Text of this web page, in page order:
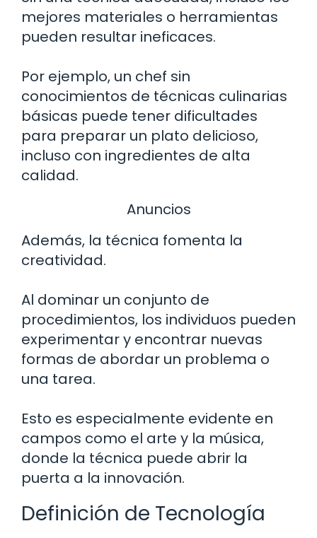
mejores materiales o herramientas
pueden resultar ineficaces.
Por ejemplo, un chef sin
conocimientos de técnicas culinarias
básicas puede tener dificultades
para preparar un plato delicioso,
incluso con ingredientes de alta
calidad.
Anuncios
Además, la técnica fomenta la
creatividad.
Al dominar un conjunto de
procedimientos, los individuos pueden
experimentar y encontrar nuevas
formas de abordar un problema o
una tarea.
Esto es especialmente evidente en
campos como el arte y la música,
donde la técnica puede abrir la
puerta a la innovación.
Definición de Tecnología